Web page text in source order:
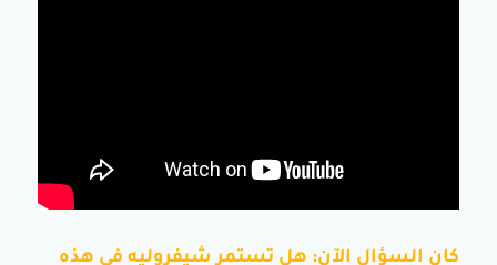
كان السؤال الآن: هل تستمر شيفروليه في هذه